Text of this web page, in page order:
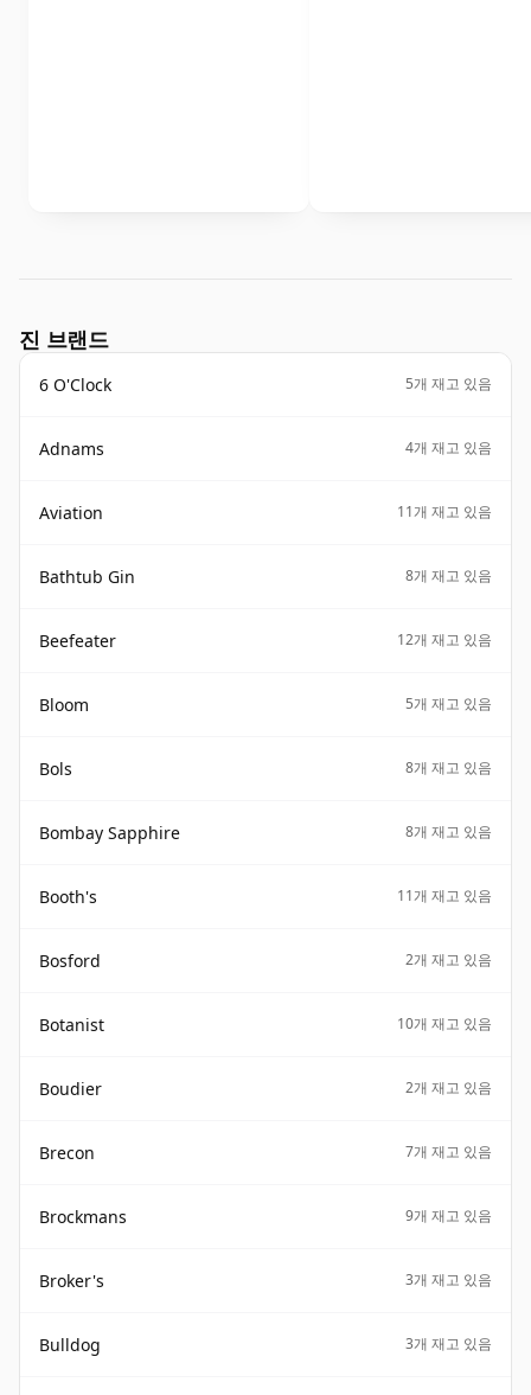
진 브랜드
6 O'Clock 5개 재고 있음
Adnams 4개 재고 있음
Aviation 11개 재고 있음
Bathtub Gin 8개 재고 있음
Beefeater 12개 재고 있음
Bloom 5개 재고 있음
Bols 8개 재고 있음
Bombay Sapphire 8개 재고 있음
Booth's 11개 재고 있음
Bosford 2개 재고 있음
Botanist 10개 재고 있음
Boudier 2개 재고 있음
Brecon 7개 재고 있음
Brockmans 9개 재고 있음
Broker's 3개 재고 있음
Bulldog 3개 재고 있음